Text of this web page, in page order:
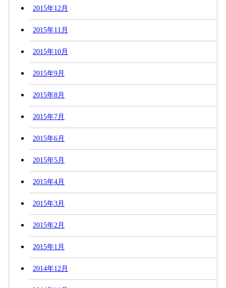
2015年12月
2015年11月
2015年10月
2015年9月
2015年8月
2015年7月
2015年6月
2015年5月
2015年4月
2015年3月
2015年2月
2015年1月
2014年12月